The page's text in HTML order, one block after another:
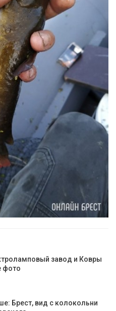
завод и Ковры
фото
Брест, вид с колокольни